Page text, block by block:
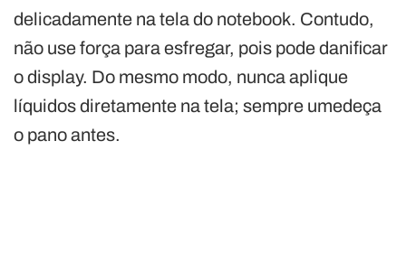
delicadamente na tela do notebook. Contudo,
não use força para esfregar, pois pode danificar
o display. Do mesmo modo, nunca aplique
líquidos diretamente na tela; sempre umedeça
o pano antes.